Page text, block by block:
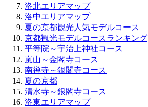
洛北エリアマップ
洛中エリアマップ
夏の京都観光人気モデルコース
京都観光モデルコースランキング
平等院～宇治上神社コース
嵐山～金閣寺コース
南禅寺～銀閣寺コース
夏の京都
清水寺～銀閣寺コース
洛東エリアマップ